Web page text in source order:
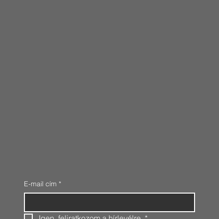
E-mail cím *